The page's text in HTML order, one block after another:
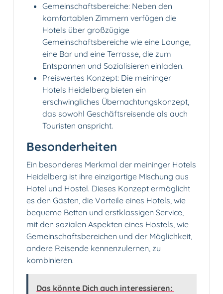
Gemeinschaftsbereiche: Neben den
komfortablen Zimmern verfügen die
Hotels über großzügige
Gemeinschaftsbereiche wie eine Lounge,
eine Bar und eine Terrasse, die zum
Entspannen und Sozialisieren einladen.
Preiswertes Konzept: Die meininger
Hotels Heidelberg bieten ein
erschwingliches Übernachtungskonzept,
das sowohl Geschäftsreisende als auch
Touristen anspricht.
Besonderheiten
Ein besonderes Merkmal der meininger Hotels
Heidelberg ist ihre einzigartige Mischung aus
Hotel und Hostel. Dieses Konzept ermöglicht
es den Gästen, die Vorteile eines Hotels, wie
bequeme Betten und erstklassigen Service,
mit den sozialen Aspekten eines Hostels, wie
Gemeinschaftsbereichen und der Möglichkeit,
andere Reisende kennenzulernen, zu
kombinieren.
Das könnte Dich auch interessieren: